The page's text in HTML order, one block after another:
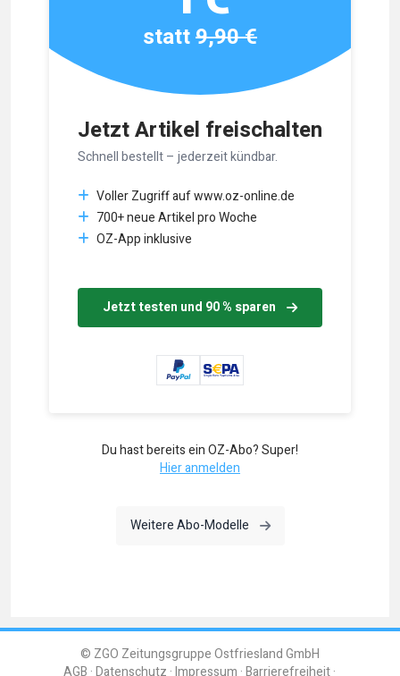
Jetzt Artikel freischalten
Schnell bestellt – jederzeit kündbar.
Voller Zugriff auf www.oz-online.de
700+ neue Artikel pro Woche
OZ-App inklusive
Jetzt testen und 90 % sparen
statt9,90 €
Du hast bereits ein OZ-Abo? Super!
Hier anmelden
Weitere Abo-Modelle
© ZGO Zeitungsgruppe Ostfriesland GmbH
AGB Datenschutz Impressum Barrierefreiheit